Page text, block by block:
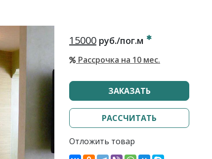
15000 руб./пог.м
Рассрочка на 10 мес.
ЗАКАЗАТЬ
РАССЧИТАТЬ
Отложить товар